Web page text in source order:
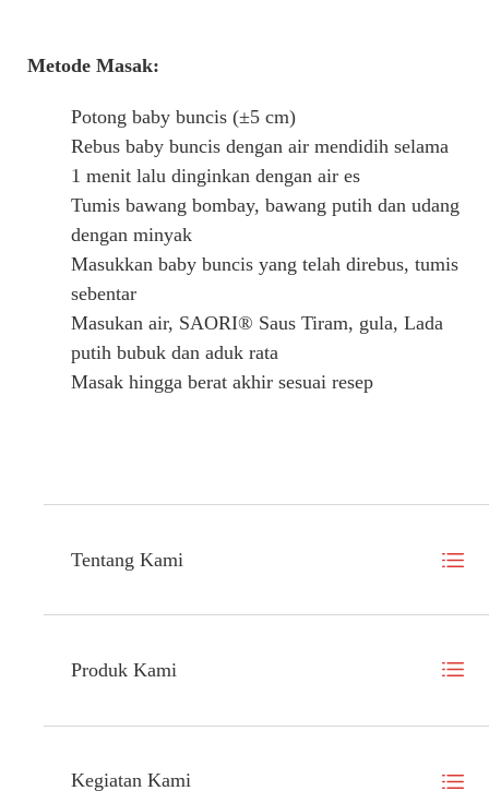
Metode Masak:
Potong baby buncis (±5 cm)
Rebus baby buncis dengan air mendidih selama
1 menit lalu dinginkan dengan air es
Tumis bawang bombay, bawang putih dan udang
dengan minyak
Masukkan baby buncis yang telah direbus, tumis
sebentar
Masukan air, SAORI® Saus Tiram, gula, Lada
putih bubuk dan aduk rata
Masak hingga berat akhir sesuai resep
Tentang Kami
Produk Kami
Kegiatan Kami